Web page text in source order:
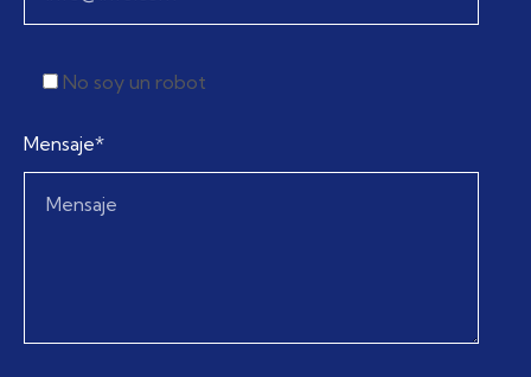
No soy un robot
Mensaje*